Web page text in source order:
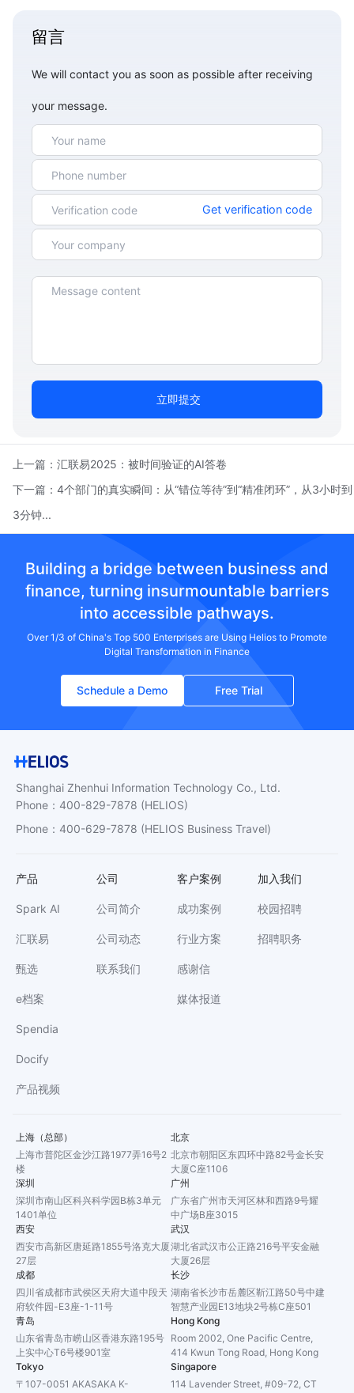
留言
We will contact you as soon as possible after receiving
your message.
Get verification code
立即提交
上一篇： 汇联易2025：被时间验证的AI答卷
下一篇： 4个部门的真实瞬间：从“错位等待”到“精准闭环”，从3小时到
3分钟...
Building a bridge between business and
finance, turning insurmountable barriers
into accessible pathways.
Over 1/3 of China's Top 500 Enterprises are Using Helios to Promote
Digital Transformation in Finance
Schedule a Demo Free Trial
Shanghai Zhenhui Information Technology Co., Ltd.
Phone ： 400-829-7878 (HELIOS)
Phone ： 400-629-7878 (HELIOS Business Travel)
产品
Spark AI
汇联易
甄选
e档案
Spendia
Docify
产品视频
公司
公司简介
公司动态
联系我们
客户案例
成功案例
行业方案
感谢信
媒体报道
加入我们
校园招聘
招聘职务
上海（总部）
上海市普陀区金沙江路1977弄16号2
楼
北京
北京市朝阳区东四环中路82号金长安
大厦C座1106
深圳
深圳市南山区科兴科学园B栋3单元
1401单位
广州
广东省广州市天河区林和西路9号耀
中广场B座3015
西安
西安市高新区唐延路1855号洛克大厦
27层
武汉
湖北省武汉市公正路216号平安金融
大厦26层
成都
四川省成都市武侯区天府大道中段天
府软件园-E3座-1-11号
长沙
湖南省长沙市岳麓区靳江路50号中建
智慧产业园E13地块2号栋C座501
青岛
山东省青岛市崂山区香港东路195号
上实中心T6号楼901室
Hong Kong
Room 2002, One Pacific Centre,
414 Kwun Tong Road, Hong Kong
Tokyo
〒107-0051 AKASAKA K-
Singapore
114 Lavender Street, #09-72, CT